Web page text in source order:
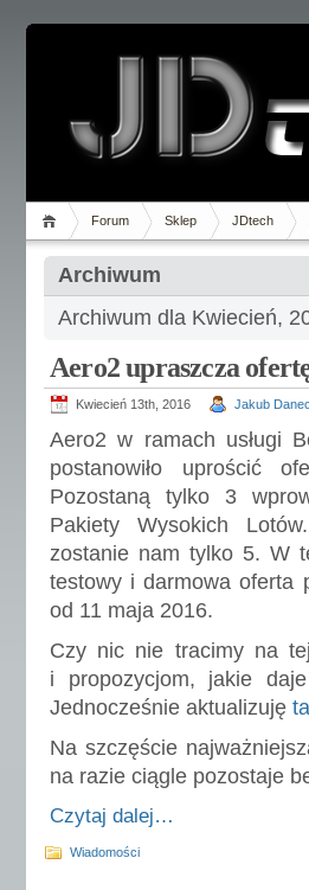
Forum Sklep JDtech
Archiwum
Archiwum dla Kwiecień,
Aero2 upraszcza
Kwiecień 13th, 2016 Jakub
Aero2 w ramach usługi
postanowiło uprościć
Pozostaną tylko 3
Pakiety Wysokich
zostanie nam tylko 5. W
testowy i darmowa oferta
od 11 maja 2016.
Czy nic nie tracimy na
i propozycjom, jakie
Jednocześnie aktualizuję
Na szczęście
na razie ciągle pozostaje
Czytaj dalej…
Wiadomości